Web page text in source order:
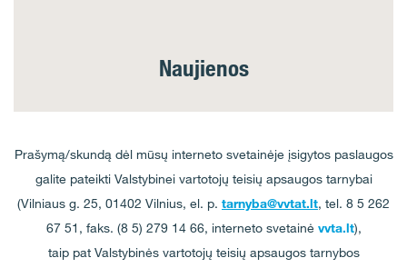
Naujienos
Prašymą/skundą dėl mūsų interneto svetainėje įsigytos paslaugos
galite pateikti Valstybinei vartotojų teisių apsaugos tarnybai
(Vilniaus g. 25, 01402 Vilnius, el. p. tarnyba@vvtat.lt, tel. 8 5 262
67 51, faks. (8 5) 279 14 66, interneto svetainė vvta.lt),
taip pat Valstybinės vartotojų teisių apsaugos tarnybos